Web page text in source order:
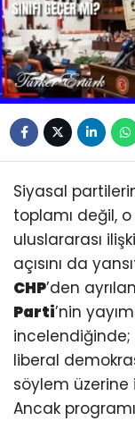
Siyasal
toplamı değil,
uluslararası
açısını da
CHP’den
Parti’nin
incelendiğinde;
liberal
söylem
Ancak